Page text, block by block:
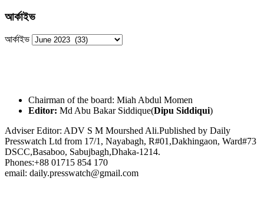
আর্কাইভ
আর্কাইভ
Chairman of the board: Miah Abdul Momen
Editor: Md Abu Bakar Siddique(Dipu Siddiqui)
Adviser Editor: ADV S M Mourshed Ali.Published by Daily
Presswatch Ltd from 17/1, Nayabagh, R#01,Dakhingaon, Ward#73
DSCC,Basaboo, Sabujbagh,Dhaka-1214.
Phones:+88 01715 854 170
email: daily.presswatch@gmail.com